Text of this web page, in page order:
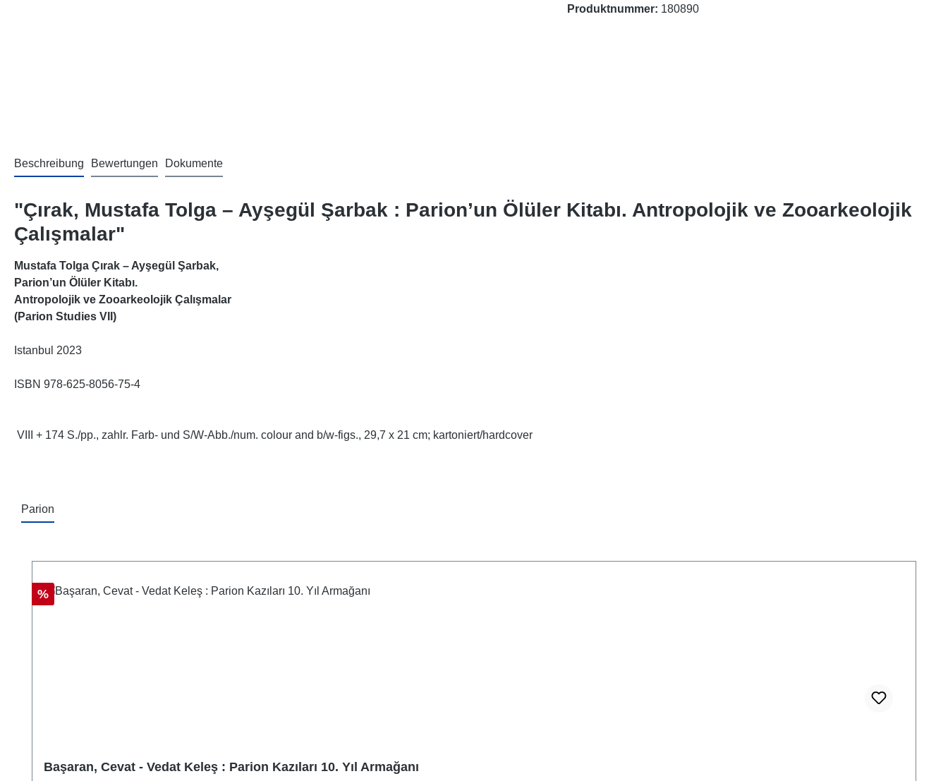
Produktnummer: 180890
Beschreibung Bewertungen Dokumente
"Çırak, Mustafa Tolga – Ayşegül Şarbak : Parion’un Ölüler Kitabı. Antropolojik ve Zooarkeolojik
Çalışmalar"
Mustafa Tolga Çırak – Ayşegül Şarbak,
Parion’un Ölüler Kitabı.
Antropolojik ve Zooarkeolojik Çalışmalar
(Parion Studies VII)
Istanbul 2023
ISBN 978-625-8056-75-4
VIII + 174 S./pp., zahlr. Farb- und S/W-Abb./num. colour and b/w-figs., 29,7 x 21 cm; kartoniert/hardcover
Parion
Rabatt
%
Başaran, Cevat - Vedat Keleş : Parion Kazıları 10. Yıl Armağanı